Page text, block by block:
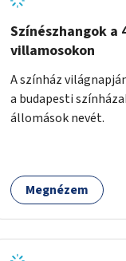
Színészhangok a
villamosokon
A színház
a budapesti
állomások nevét.
Megnézem